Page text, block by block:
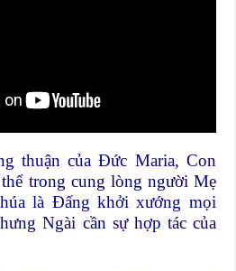
thuận của Đức Maria, Con
trong cung lòng người Mẹ
là Đấng khởi xướng mọi
Ngài cần sự hợp tác của